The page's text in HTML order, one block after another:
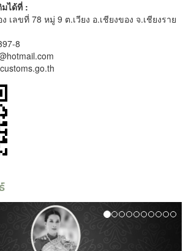
ได้ที่ :
เลขที่ 78 หมู่ 9 ต.เวียง อ.เชียงของ จ.เชียงราย
8
Next